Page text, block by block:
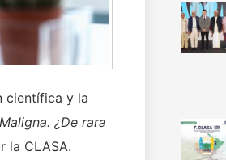
científica y la
¿De rara
la CLASA.